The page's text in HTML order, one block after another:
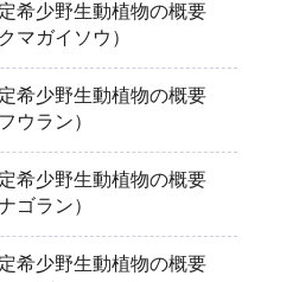
希少野生動植物の概要
クマガイソウ）
希少野生動植物の概要
フウラン）
希少野生動植物の概要
ナゴラン）
希少野生動植物の概要